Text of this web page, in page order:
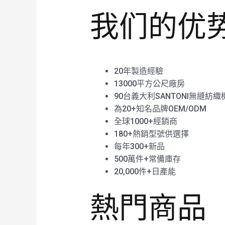
我们的优
20年製造經驗
13000平方公尺廠房
90台義大利SANTONI無縫紡織
為20+知名品牌OEM/ODM
全球1000+經銷商
180+熱銷型號供選擇
每年300+新品
500萬件+常備庫存
20,000件+日產能
熱門商品